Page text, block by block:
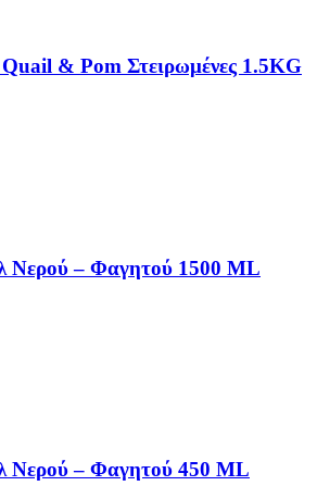
& Pom Στειρωμένες 1.5KG
Νερού – Φαγητού 1500 ML
Νερού – Φαγητού 450 ML